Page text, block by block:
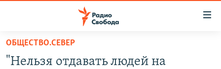
упрощенного
доступа
ПРОГРАММЫ
ОБЩЕСТВО.СЕВЕР
"Нельзя отдавать людей на